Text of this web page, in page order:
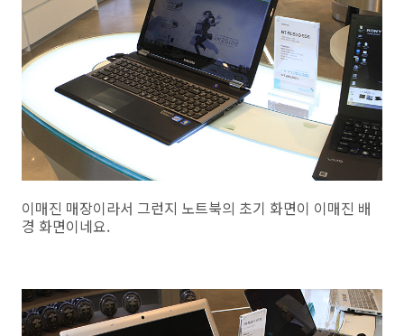
이매진 매장이라서 그런지 노트북의 초기 화면이 이매진 배
경 화면이네요.